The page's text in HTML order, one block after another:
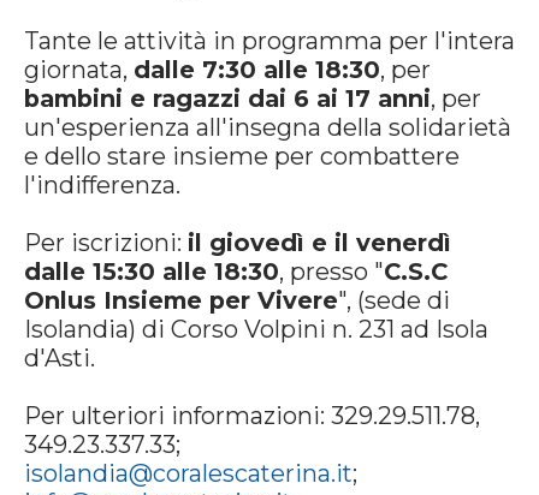
Tante le attività in programma per l'intera
giornata, dalle 7:30 alle 18:30, per
bambini e ragazzi dai 6 ai 17 anni, per
un'esperienza all'insegna della solidarietà
e dello stare insieme per combattere
l'indifferenza.
Per iscrizioni: il giovedì e il venerdì
dalle 15:30 alle 18:30, presso "C.S.C
Onlus Insieme per Vivere", (sede di
Isolandia) di Corso Volpini n. 231 ad Isola
d'Asti.
Per ulteriori informazioni: 329.29.511.78,
349.23.337.33;
isolandia@coralescaterina.it;